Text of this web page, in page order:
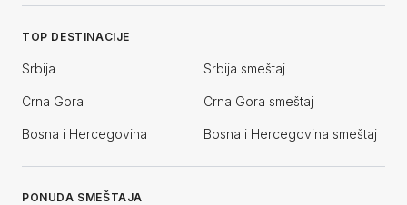
TOP DESTINACIJE
Srbija Srbija smeštaj
Crna Gora Crna Gora smeštaj
Bosna i Hercegovina Bosna i Hercegovina smeštaj
PONUDA SMEŠTAJA